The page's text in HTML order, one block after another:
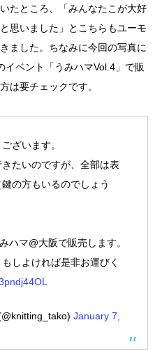
たところ、「みんなたこが大好
思いました」とこちらもユーモ
ました。ちなみに今回の写真に
ベント「うみハマVol.4」で販
は要チェックです。
ざいます。
たいのですが、全部は表
の方もいるのでしょう
ハマ@大阪で販売します。
しよければ是非お運びく
January 7,